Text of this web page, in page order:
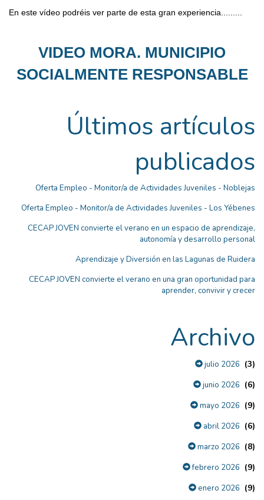
En este vídeo podréis ver parte de esta gran experiencia.........
VIDEO MORA. MUNICIPIO
SOCIALMENTE RESPONSABLE
Últimos artículos
publicados
Oferta Empleo - Monitor/a de Actividades Juveniles - Noblejas
Oferta Empleo - Monitor/a de Actividades Juveniles - Los Yébenes
CECAP JOVEN convierte el verano en un espacio de aprendizaje,
autonomía y desarrollo personal
Aprendizaje y Diversión en las Lagunas de Ruidera
CECAP JOVEN convierte el verano en una gran oportunidad para
aprender, convivir y crecer
Archivo
julio 2026 (3)
junio 2026 (6)
mayo 2026 (9)
abril 2026 (6)
marzo 2026 (8)
febrero 2026 (9)
enero 2026 (9)